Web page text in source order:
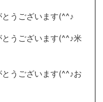
うございます(^^♪
うございます(^^♪米
うございます(^^♪お